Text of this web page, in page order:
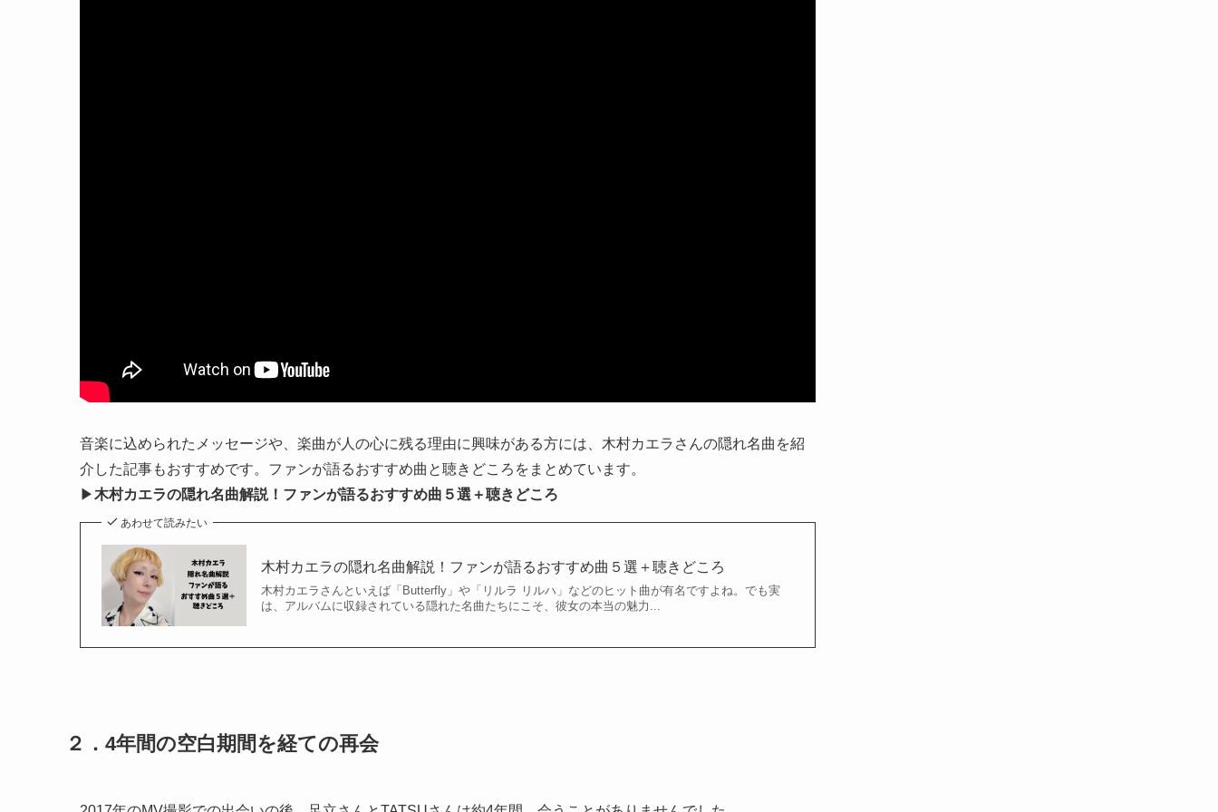
音楽に込められたメッセージや、楽曲が人の心に残る理由に興味がある方には、木村カエラさんの隠れ名曲を紹
介した記事もおすすめです。ファンが語るおすすめ曲と聴きどころをまとめています。
▶木村カエラの隠れ名曲解説！ファンが語るおすすめ曲５選＋聴きどころ
あわせて読みたい
木村カエラの隠れ名曲解説！ファンが語るおすすめ曲５選＋聴きどころ
木村カエラさんといえば「Butterfly」や「リルラ リルハ」などのヒット曲が有名ですよね。でも実
は、アルバムに収録されている隠れた名曲たちにこそ、彼女の本当の魅力...
２．4年間の空白期間を経ての再会